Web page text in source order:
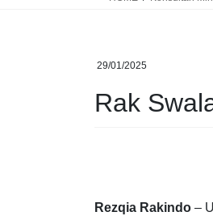
29/01/2025
Rak
Rezqia Rakindo –